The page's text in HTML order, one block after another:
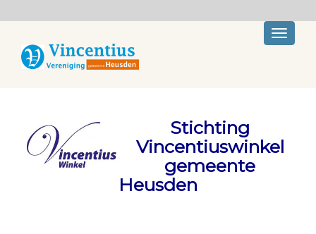
Toggle
Stichting
Vincentiuswinkel
gemeente
Heusden